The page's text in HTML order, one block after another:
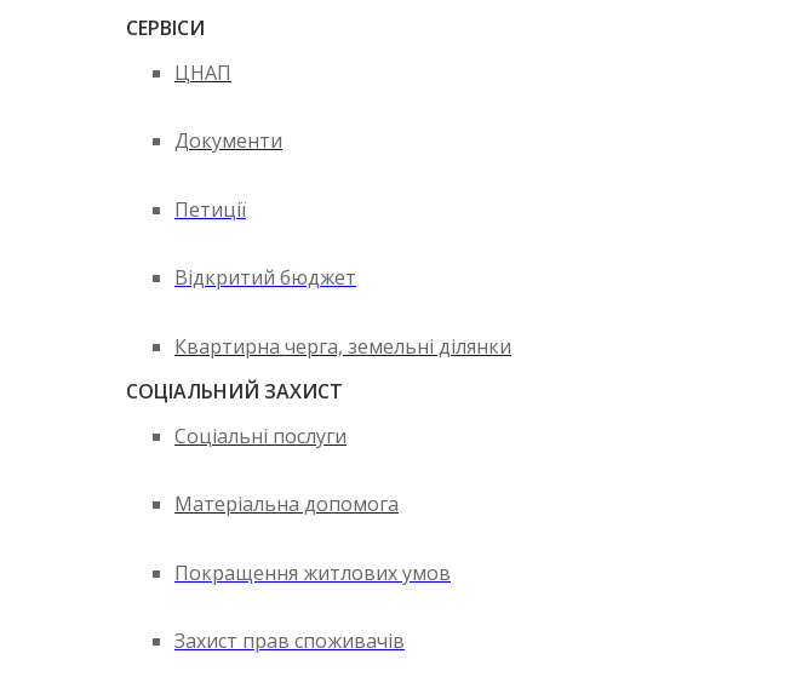
СЕРВІСИ
ЦНАП
Документи
Петиції
Відкритий бюджет
Квартирна черга, земельні ділянки
СОЦІАЛЬНИЙ ЗАХИСТ
Соціальні послуги
Матеріальна допомога
Покращення житлових умов
Захист прав споживачів